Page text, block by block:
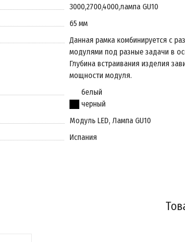
3000,2700,4000,лампа GU10
65 мм
Данная рамка комбинируется с
модулями под разные задачи в
Глубина встраивания изделия
мощности модуля.
белый
черный
Модуль LED, Лампа GU10
Испания